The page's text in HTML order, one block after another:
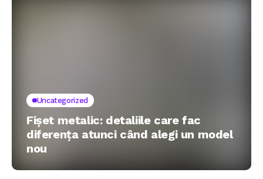
Uncategorized
Fișet metalic: detaliile care fac
diferența atunci când alegi un model
nou